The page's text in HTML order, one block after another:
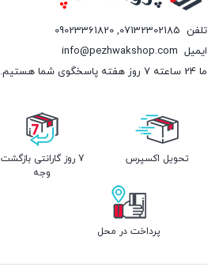
تلفن 07132302185
,
09023361820
ایمیل info@pezhwakshop.com
ما 24 ساعته 7 روز هفته پاسخگوی شما هستیم.
تحویل اکسپرس
7 روز گارانتی بازگشت
وجه
پرداخت در محل